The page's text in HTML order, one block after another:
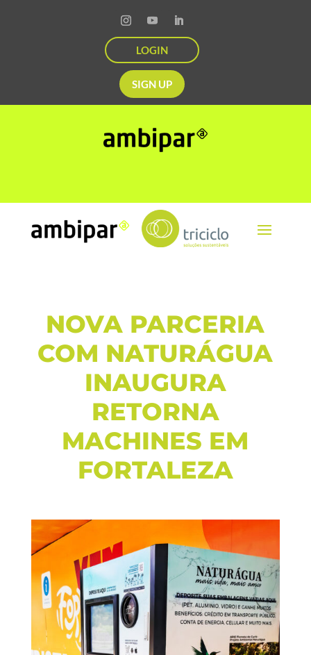
LOGIN
SIGN UP
NOVA PARCERIA
COM NATURÁGUA
INAUGURA
RETORNA
MACHINES EM
FORTALEZA